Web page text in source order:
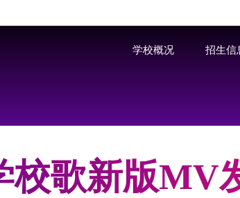
学校概况 招生信
校歌新版MV